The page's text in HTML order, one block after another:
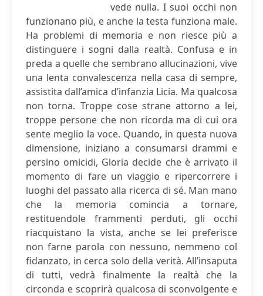
vede nulla. I suoi occhi non
funzionano più, e anche la testa funziona male.
Ha problemi di memoria e non riesce più a
distinguere i sogni dalla realtà. Confusa e in
preda a quelle che sembrano allucinazioni, vive
una lenta convalescenza nella casa di sempre,
assistita dall’amica d’infanzia Licia. Ma qualcosa
non torna. Troppe cose strane attorno a lei,
troppe persone che non ricorda ma di cui ora
sente meglio la voce. Quando, in questa nuova
dimensione, iniziano a consumarsi drammi e
persino omicidi, Gloria decide che è arrivato il
momento di fare un viaggio e ripercorrere i
luoghi del passato alla ricerca di sé. Man mano
che la memoria comincia a tornare,
restituendole frammenti perduti, gli occhi
riacquistano la vista, anche se lei preferisce
non farne parola con nessuno, nemmeno col
fidanzato, in cerca solo della verità. All’insaputa
di tutti, vedrà finalmente la realtà che la
circonda e scoprirà qualcosa di sconvolgente e